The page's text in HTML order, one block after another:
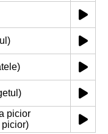
picior
picior)